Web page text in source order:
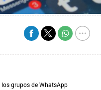
grupos de WhatsApp